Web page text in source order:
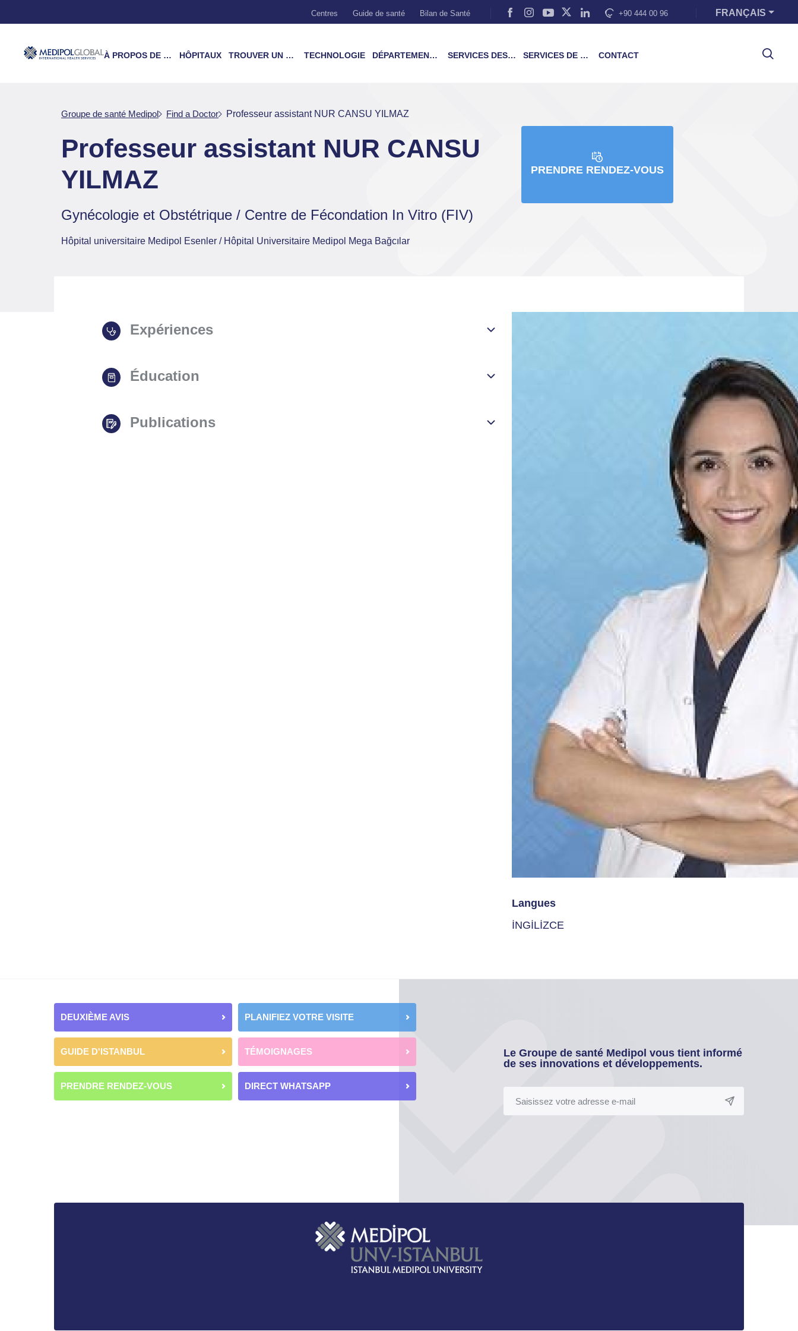
Centres Guide de santé Bilan de Santé +90 444 00 96 FRANÇAIS
À PROPOS DE NOUS HÔPITAUX TROUVER UN MÉDECIN TECHNOLOGIE DÉPARTEMENTS & TRAITEMENTS SERVICES DES PATIENTS SERVICES DE FORMATION CONTACT
Groupe de santé Medipol Find a Doctor Professeur assistant NUR CANSU YILMAZ
Professeur assistant NUR CANSU
YILMAZ
Gynécologie et Obstétrique / Centre de Fécondation In Vitro (FIV)
Hôpital universitaire Medipol Esenler / Hôpital Universitaire Medipol Mega Bağcılar
PRENDRE RENDEZ-VOUS
Langues
İNGİLİZCE
Expériences
Éducation
Publications
DEUXIÈME AVIS PLANIFIEZ VOTRE VISITE
GUIDE D'ISTANBUL TÉMOIGNAGES
PRENDRE RENDEZ-VOUS DIRECT WHATSAPP
Le Groupe de santé Medipol vous tient informé
de ses innovations et développements.